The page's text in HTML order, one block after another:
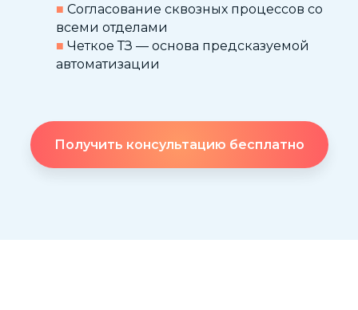
■ Согласование сквозных процессов со
всеми отделами
■ Четкое ТЗ — основа предсказуемой
автоматизации
Получить консультацию бесплатно